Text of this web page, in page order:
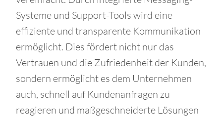
Systeme und Support-Tools wird eine
effiziente und transparente Kommunikation
ermöglicht. Dies fördert nicht nur das
Vertrauen und die Zufriedenheit der Kunden,
sondern ermöglicht es dem Unternehmen
auch, schnell auf Kundenanfragen zu
reagieren und maßgeschneiderte Lösungen